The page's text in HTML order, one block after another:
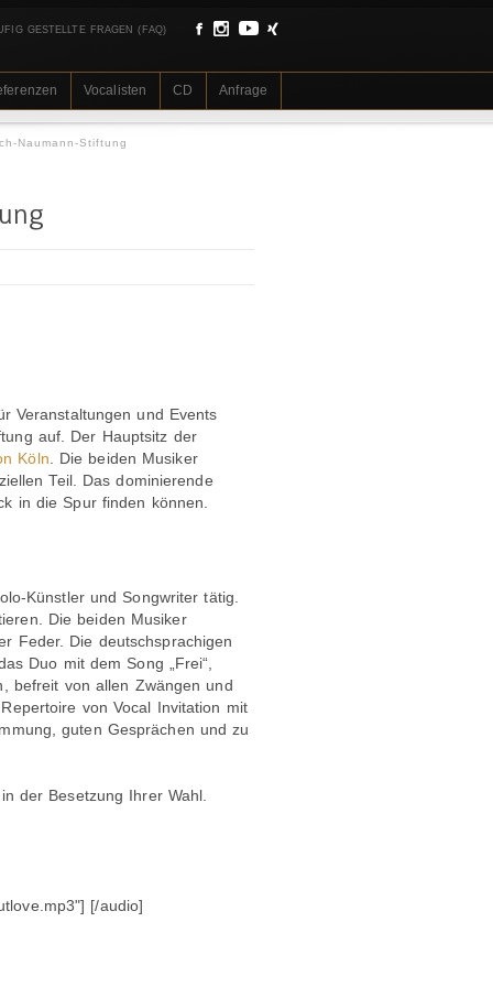
GESTELLTE FRAGEN (FAQ)
Vocalisten CD Anfrage
Naumann-Stiftung
Veranstaltungen und Events
auf. Der Hauptsitz der
Köln . Die beiden Musiker
Teil. Das dominierende
in die Spur finden können.
Künstler und Songwriter tätig.
Die beiden Musiker
Feder. Die deutschsprachigen
Duo mit dem Song „Frei“,
befreit von allen Zwängen und
von Vocal Invitation mit
guten Gesprächen und zu
der Besetzung Ihrer Wahl.
[/audio]